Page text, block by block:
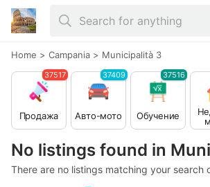
Home > Campania > Municipalità 3
No listings found in
There are no listings matching your search
Продажа
37517
Авто-мото
37409
Обучение
37516